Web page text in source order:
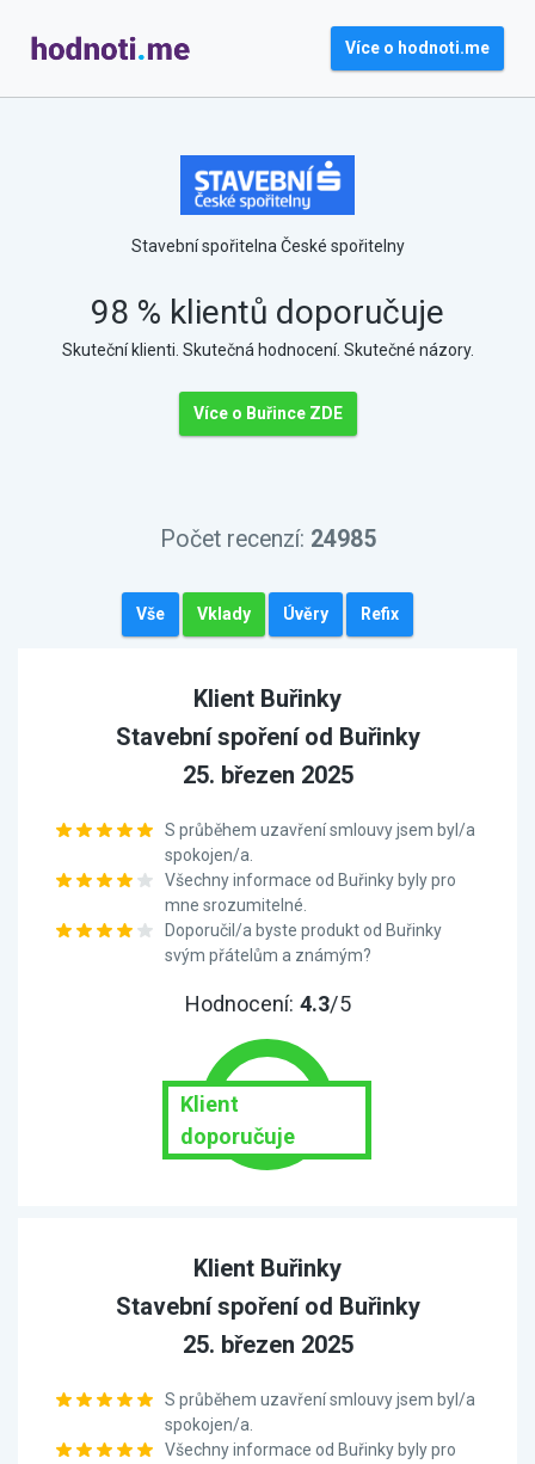
Více o hodnoti.me
Stavební spořitelna České spořitelny
98 % klientů doporučuje
Skuteční klienti. Skutečná hodnocení. Skutečné názory.
Více o Buřince ZDE
Počet recenzí: 24985
Vše Vklady Úvěry Refix
Klient Buřinky
Stavební spoření od Buřinky
25. březen 2025
S průběhem uzavření smlouvy jsem byl/a
spokojen/a.
Všechny informace od Buřinky byly pro
mne srozumitelné.
Doporučil/a byste produkt od Buřinky
svým přátelům a známým?
Hodnocení: 4.3/5
Klient
doporučuje
Klient Buřinky
Stavební spoření od Buřinky
25. březen 2025
S průběhem uzavření smlouvy jsem byl/a
spokojen/a.
Všechny informace od Buřinky byly pro